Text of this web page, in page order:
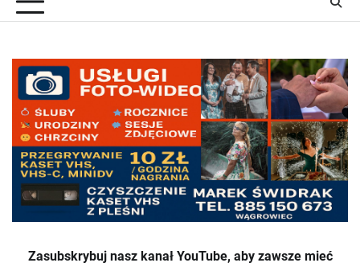
Zasubskrybuj nasz kanał YouTube, aby zawsze mieć